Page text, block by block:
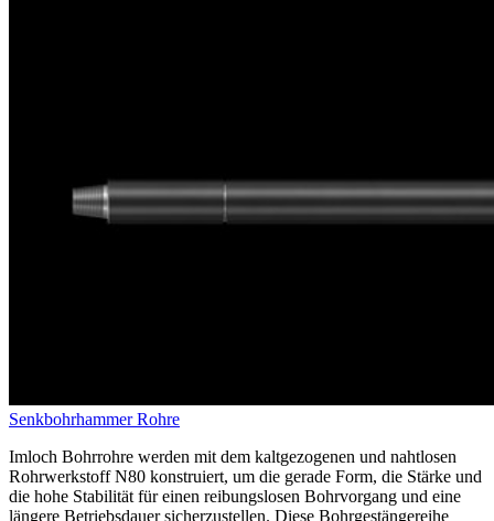
Senkbohrhammer Rohre
Imloch Bohrrohre werden mit dem kaltgezogenen und nahtlosen
Rohrwerkstoff N80 konstruiert, um die gerade Form, die Stärke und
die hohe Stabilität für einen reibungslosen Bohrvorgang und eine
längere Betriebsdauer sicherzustellen. Diese Bohrgestängereihe